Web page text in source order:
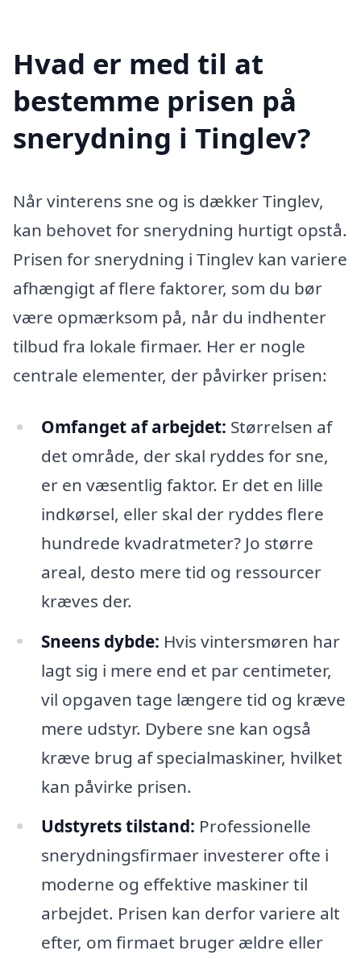
Hvad er med til at
bestemme prisen på
snerydning i Tinglev?
Når vinterens sne og is dækker Tinglev,
kan behovet for snerydning hurtigt opstå.
Prisen for snerydning i Tinglev kan variere
afhængigt af flere faktorer, som du bør
være opmærksom på, når du indhenter
tilbud fra lokale firmaer. Her er nogle
centrale elementer, der påvirker prisen:
Omfanget af arbejdet: Størrelsen af
det område, der skal ryddes for sne,
er en væsentlig faktor. Er det en lille
indkørsel, eller skal der ryddes flere
hundrede kvadratmeter? Jo større
areal, desto mere tid og ressourcer
kræves der.
Sneens dybde: Hvis vintersmøren har
lagt sig i mere end et par centimeter,
vil opgaven tage længere tid og kræve
mere udstyr. Dybere sne kan også
kræve brug af specialmaskiner, hvilket
kan påvirke prisen.
Udstyrets tilstand: Professionelle
snerydningsfirmaer investerer ofte i
moderne og effektive maskiner til
arbejdet. Prisen kan derfor variere alt
efter, om firmaet bruger ældre eller